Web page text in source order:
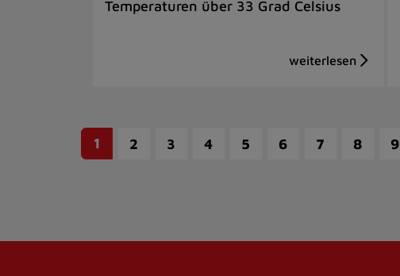
Temperaturen über 33 Grad Celsius
1 2 3 4 5 6 7 8 9